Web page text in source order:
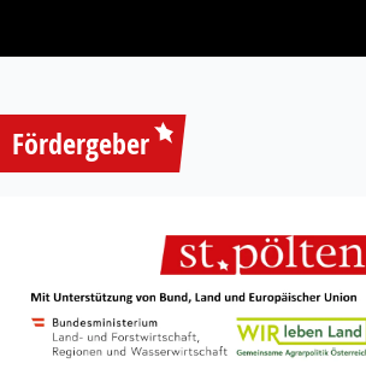
Fördergeber